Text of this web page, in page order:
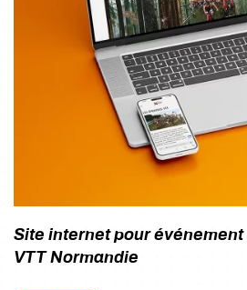
Site internet pour événement
VTT Normandie